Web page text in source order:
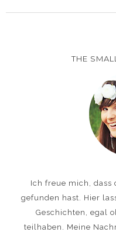
THE
Ich freue mich, dass
gefunden hast. Hier
Geschichten, egal
teilhaben. Meine